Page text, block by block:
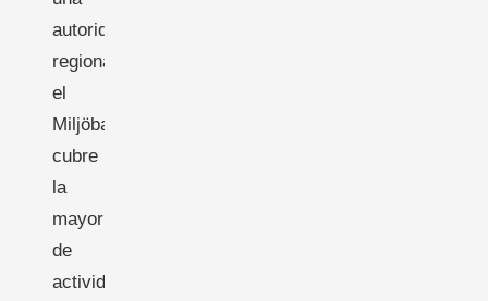
autoridad
regional,
el
Miljöbalken
cubre
la
mayoría
de
actividades